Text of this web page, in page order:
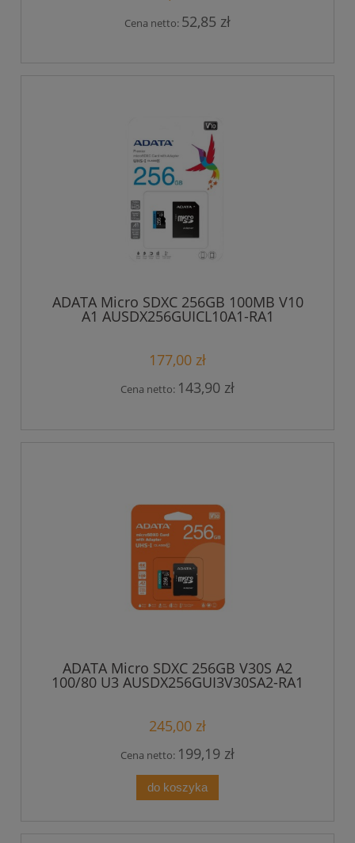
Cena netto: 52,85 zł
ADATA Micro SDXC 256GB 100MB V10
A1 AUSDX256GUICL10A1-RA1
177,00 zł
Cena netto: 143,90 zł
ADATA Micro SDXC 256GB V30S A2
100/80 U3 AUSDX256GUI3V30SA2-RA1
245,00 zł
Cena netto: 199,19 zł
do koszyka